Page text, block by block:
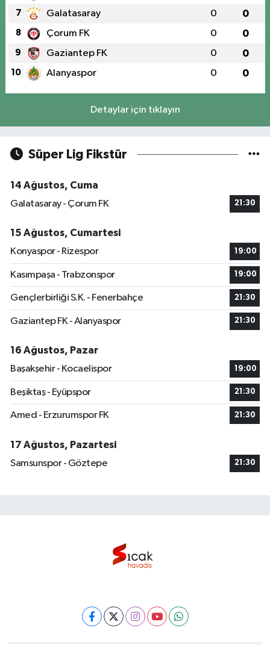
7 Galatasaray 0 0
8 Çorum FK 0 0
9 Gaziantep FK 0 0
10 Alanyaspor 0 0
Detaylar için tıklayın
Süper Lig Fikstür
14 Ağustos, Cuma
Galatasaray - Çorum FK
21:30
15 Ağustos, Cumartesi
Konyaspor - Rizespor
19:00
Kasımpaşa - Trabzonspor 19:00
Gençlerbirliği S.K. - Fenerbahçe 21:30
Gaziantep FK - Alanyaspor 21:30
16 Ağustos, Pazar
Başakşehir - Kocaelispor
19:00
Beşiktaş - Eyüpspor 21:30
Amed - Erzurumspor FK 21:30
17 Ağustos, Pazartesi
Samsunspor - Göztepe
21:30